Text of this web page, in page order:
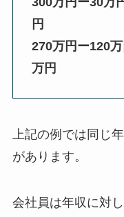
円
270万円ー120
万円
上記の例では同じ
があります。
会社員は年収に対